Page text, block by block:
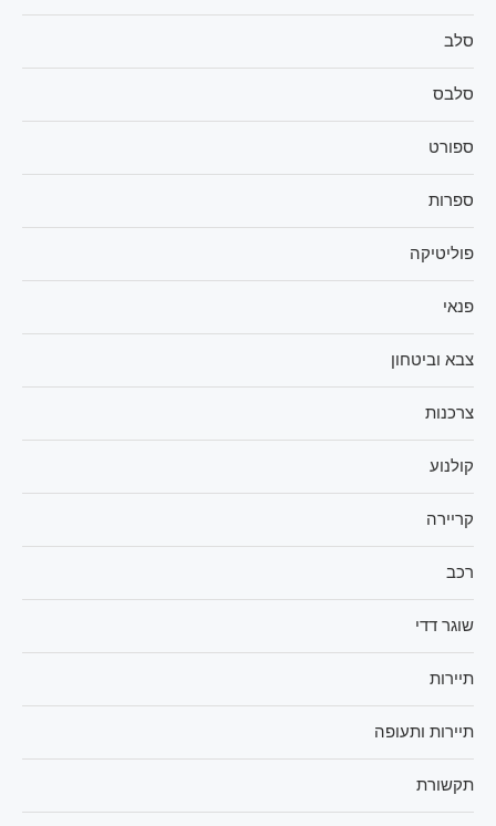
סלב
סלבס
ספורט
ספרות
פוליטיקה
פנאי
צבא וביטחון
צרכנות
קולנוע
קריירה
רכב
שוגר דדי
תיירות
תיירות ותעופה
תקשורת